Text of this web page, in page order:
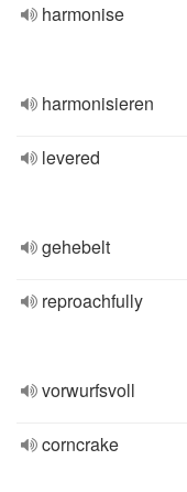
harmonise
harmonisieren
levered
gehebelt
reproachfully
vorwurfsvoll
corncrake